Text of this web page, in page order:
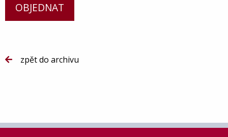
OBJEDNAT
zpět do archivu